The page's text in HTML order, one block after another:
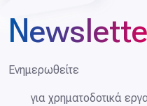
Ενημερωθείτε
για χρηματοδοτικά